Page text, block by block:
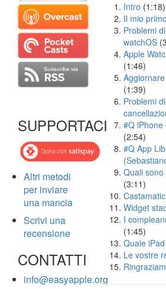
SUPPORTACI
Altri metodi
per inviare
una mancia
Scrivi una
recensione
CONTATTI
info@easyapple.org
Intro (1:18)
Il mio
Problemi
watchOS
Apple
(1:46)
(1:39)
Problemi
#Q iPhone
(2:54)
#Q App
Quali
(3:11)
Widget
I
(1:45)
Quale
Le vostre